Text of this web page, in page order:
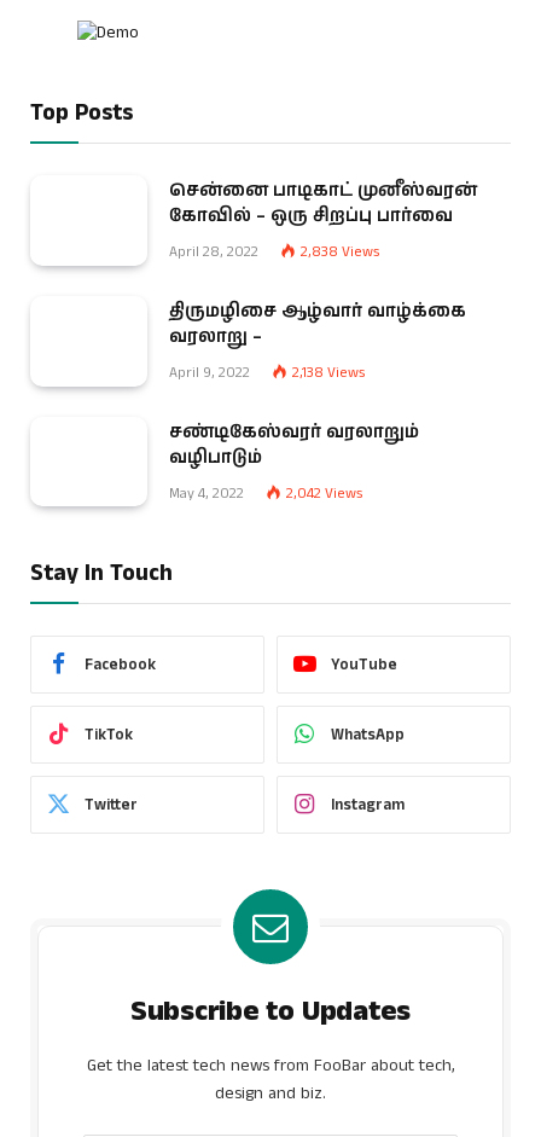
Top Posts
சென்னை பாடிகாட் முனீஸ்வரன்
கோவில் – ஒரு சிறப்பு பார்வை
April 28, 2022 2,838 Views
திருமழிசை ஆழ்வார் வாழ்க்கை
வரலாறு –
April 9, 2022 2,138 Views
சண்டிகேஸ்வரர் வரலாறும்
வழிபாடும்
May 4, 2022 2,042 Views
Stay In Touch
Facebook YouTube
TikTok WhatsApp
Twitter Instagram
Subscribe to Updates
Get the latest tech news from FooBar about tech,
design and biz.